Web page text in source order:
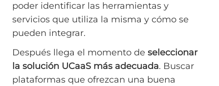
poder identificar las herramientas y
servicios que utiliza la misma y cómo se
pueden integrar.
Después llega el momento de seleccionar
la solución UCaaS más adecuada. Buscar
plataformas que ofrezcan una buena